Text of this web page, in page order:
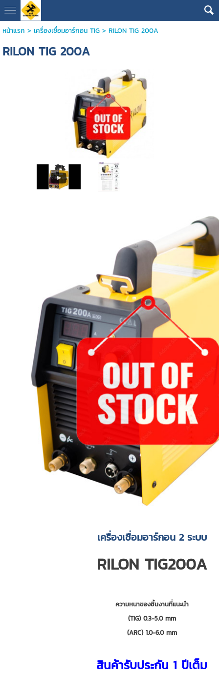
หน้าแรก > เครื่องเชื่อมอาร์กอน TIG> RILON TIG 200A
RILON TIG 200A
เครื่องเชื่อมอาร์กอน 2 ระบบ
RILON TIG200A
ความหนาของชิ้นงานที่แนะนำ
(TIG) 0.3-5.0 mm
(ARC) 1.0-6.0 mm
สินค้ารับประกัน 1 ปีเต็ม